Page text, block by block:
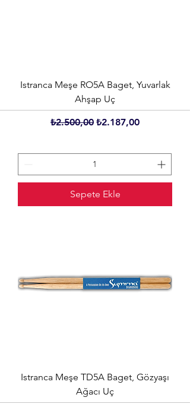
Istranca Meşe RO5A Baget, Yuvarlak
Ahşap Uç
Normal Fiyat
₺2.500,00 İndirimli Fiyat
₺2.187,00
Sepete Ekle
Istranca Meşe TD5A Baget, Gözyaşı
Ağacı Uç